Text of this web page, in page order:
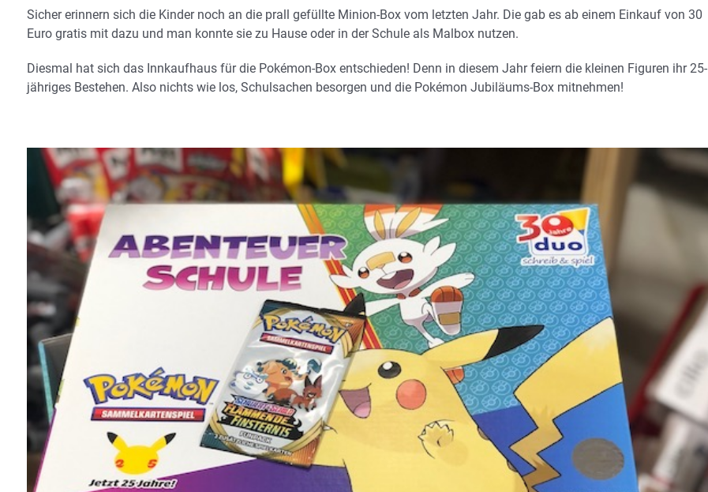
Sicher erinnern sich die Kinder noch an die prall gefüllte Minion-Box vom letzten Jahr. Die gab es ab einem Einkauf von 30
Euro gratis mit dazu und man konnte sie zu Hause oder in der Schule als Malbox nutzen.
Diesmal hat sich das Innkaufhaus für die Pokémon-Box entschieden! Denn in diesem Jahr feiern die kleinen Figuren ihr 25-
jähriges Bestehen. Also nichts wie los, Schulsachen besorgen und die Pokémon Jubiläums-Box mitnehmen!